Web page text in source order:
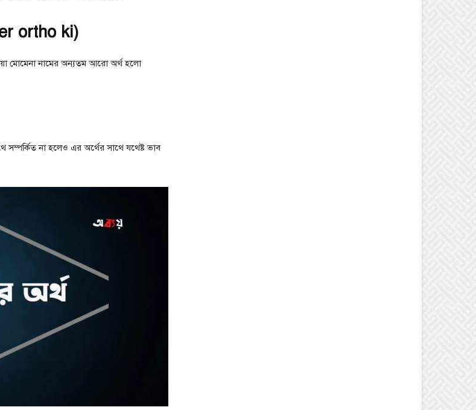
ortho ki)
মোমেনা নামের অন্যতম আরো অর্থ হলো
সম্পর্কিত না হলেও এর অর্থের সাথে যথেষ্ট ভাব